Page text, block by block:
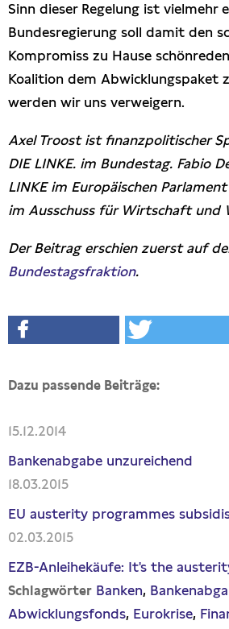
Sinn dieser Regelung ist vielmehr
Bundesregierung soll damit den
Kompromiss zu Hause
Koalition dem Abwicklungspaket
werden wir uns verweigern.
Axel Troost ist finanzpolitischer
DIE LINKE. im Bundestag. Fabio
LINKE im Europäischen
im Ausschuss für Wirtschaft und
Der Beitrag erschien zuerst auf
Bundestagsfraktion.
Dazu passende Beiträge:
15.12.2014
Bankenabgabe unzureichend
18.03.2015
EU austerity programmes
02.03.2015
EZB-Anleihekäufe: It's the
Schlagwörter Banken
Abwicklungsfonds Eurokrise